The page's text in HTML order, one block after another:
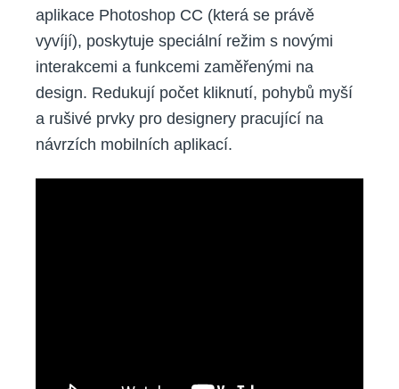
aplikace Photoshop CC (která se právě
vyvíjí), poskytuje speciální režim s novými
interakcemi a funkcemi zaměřenými na
design. Redukují počet kliknutí, pohybů myší
a rušivé prvky pro designery pracující na
návrzích mobilních aplikací.